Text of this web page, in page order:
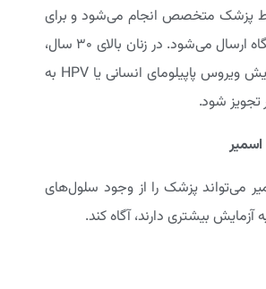
پزشک متخصص انجام می‌شود و برای
بررسی به آزمایشگاه ارسال می‌شود. در زنان بالای 30 سال،
ممکن است آزمایش ویروس پاپیلومای انسانی یا HPV به
تجویز شود.
می‌تواند پزشک را از وجود سلول‌های
بیشتری دارند، آگاه کند.